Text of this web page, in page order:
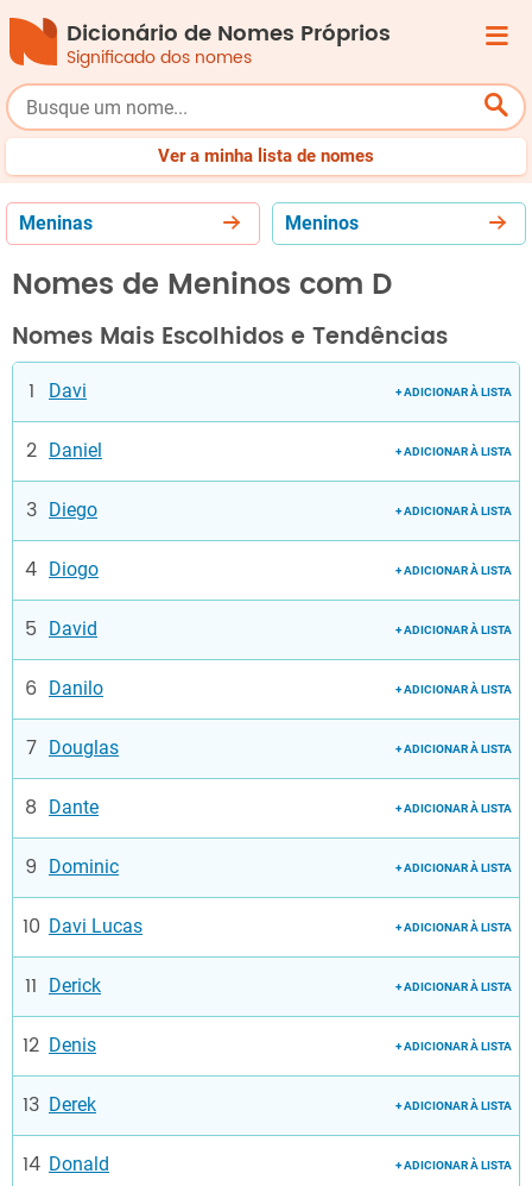
Dicionário de Nomes Próprios
Significado dos nomes
Femininos
Ver a minha lista de nomes
Meninas Meninos
Nomes de Meninos com D
Nomes Mais Escolhidos e Tendências
Davi + ADICIONAR À LISTA
Daniel + ADICIONAR À LISTA
Diego + ADICIONAR À LISTA
Diogo + ADICIONAR À LISTA
David + ADICIONAR À LISTA
Danilo + ADICIONAR À LISTA
Douglas + ADICIONAR À LISTA
Dante + ADICIONAR À LISTA
Dominic + ADICIONAR À LISTA
Davi Lucas + ADICIONAR À LISTA
Derick + ADICIONAR À LISTA
Denis + ADICIONAR À LISTA
Derek + ADICIONAR À LISTA
Donald + ADICIONAR À LISTA